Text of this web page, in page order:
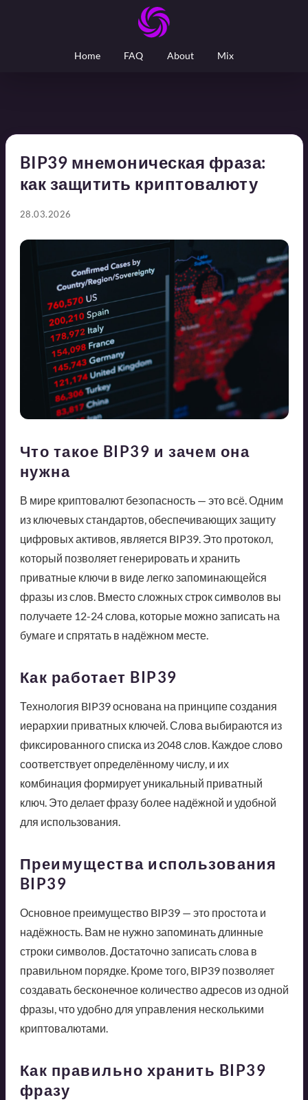
Home FAQ About Mix
BIP39 мнемоническая фраза:
как защитить криптовалюту
28.03.2026
Что такое BIP39 и зачем она
нужна
В мире криптовалют безопасность — это всё. Одним
из ключевых стандартов, обеспечивающих защиту
цифровых активов, является BIP39. Это протокол,
который позволяет генерировать и хранить
приватные ключи в виде легко запоминающейся
фразы из слов. Вместо сложных строк символов вы
получаете 12-24 слова, которые можно записать на
бумаге и спрятать в надёжном месте.
Как работает BIP39
Технология BIP39 основана на принципе создания
иерархии приватных ключей. Слова выбираются из
фиксированного списка из 2048 слов. Каждое слово
соответствует определённому числу, и их
комбинация формирует уникальный приватный
ключ. Это делает фразу более надёжной и удобной
для использования.
Преимущества использования
BIP39
Основное преимущество BIP39 — это простота и
надёжность. Вам не нужно запоминать длинные
строки символов. Достаточно записать слова в
правильном порядке. Кроме того, BIP39 позволяет
создавать бесконечное количество адресов из одной
фразы, что удобно для управления несколькими
криптовалютами.
Как правильно хранить BIP39
фразу